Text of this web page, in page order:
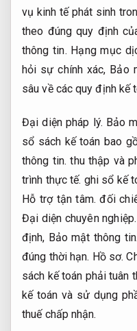
vụ kinh tế phát sinh
theo đúng quy định
thông tin. Hạng mục
hỏi sự chính xác, Bảo
sâu về các quy định kế
Đại diện pháp lý. Bảo
sổ sách kế toán bao
thông tin. thu thập và
trình thực tế. ghi sổ kế
Hỗ trợ tận tâm. đối
Đại diện chuyên nghiệp.
định, Bảo mật thông tin.
đúng thời hạn. Hồ sơ.
sách kế toán phải tuân
kế toán và sử dụng
thuế chấp nhận.